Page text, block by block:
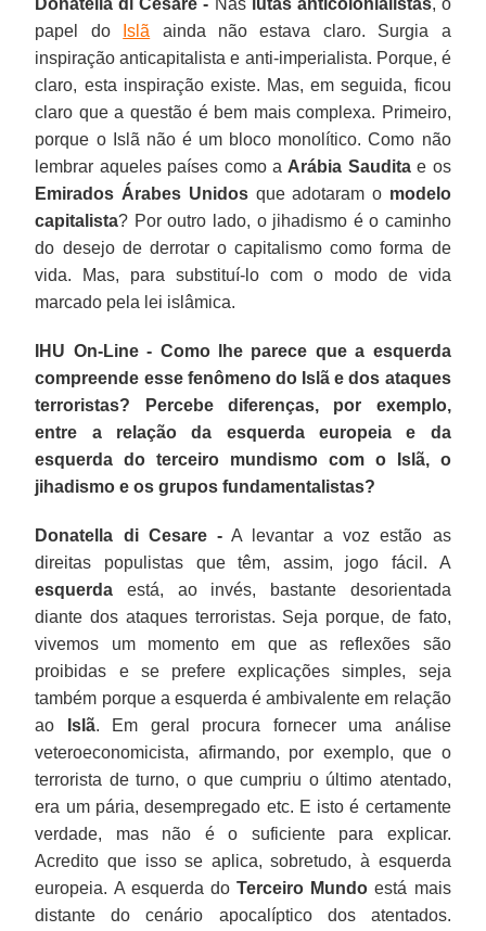
papel do
Islã ainda não estava claro. Surgia a
inspiração anticapitalista e anti-imperialista. Porque, é
claro, esta inspiração existe. Mas, em seguida, ficou
claro que a questão é bem mais complexa. Primeiro,
porque o Islã não é um bloco monolítico. Como não
lembrar aqueles países como a Arábia Sauditae os
Emirados Árabes Unidosque adotaram o modelo
capitalista? Por outro lado, o jihadismo é o caminho
do desejo de derrotar o capitalismo como forma de
vida. Mas, para substituí-lo com o modo de vida
marcado pela lei islâmica.
IHU On-Line - Como lhe parece que a esquerda
compreende esse fenômeno do Islã e dos ataques
terroristas? Percebe diferenças, por exemplo,
entre a relação da esquerda europeia e da
esquerda do terceiro mundismo com o Islã, o
jihadismo e os grupos fundamentalistas?
Donatella di Cesare -A levantar a voz estão as
direitas populistas que têm, assim, jogo fácil. A
esquerda está, ao invés, bastante desorientada
diante dos ataques terroristas. Seja porque, de fato,
vivemos um momento em que as reflexões são
proibidas e se prefere explicações simples, seja
também porque a esquerda é ambivalente em relação
ao
Islã. Em geral procura fornecer uma análise
veteroeconomicista, afirmando, por exemplo, que o
terrorista de turno, o que cumpriu o último atentado,
era um pária, desempregado etc. E isto é certamente
verdade, mas não é o suficiente para explicar.
Acredito que isso se aplica, sobretudo, à esquerda
europeia. A esquerda doTerceiro Mundo está mais
distante do cenário apocalíptico dos atentados.